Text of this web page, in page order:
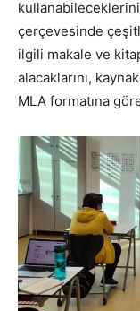
çerçevesinde
ilgili makale ve
alacaklarını,
MLA formatına